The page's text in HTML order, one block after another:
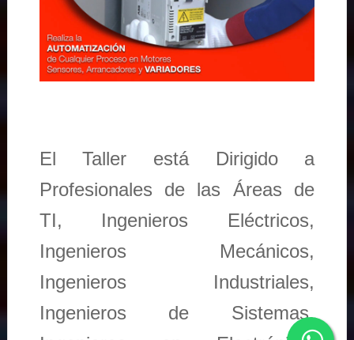
El Taller está Dirigido a
Profesionales de las Áreas de
TI, Ingenieros Eléctricos,
Ingenieros Mecánicos,
Ingenieros Industriales,
Ingenieros de Sistemas,